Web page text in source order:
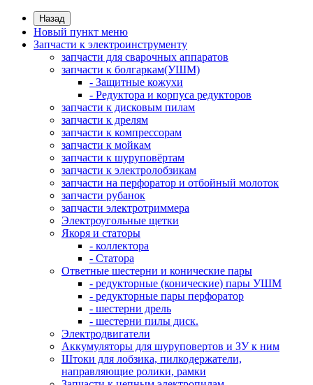
Назад
Новый пункт меню
Запчасти к электроинструменту
запчасти для сварочных аппаратов
запчасти к болгаркам(УШМ)
- Защитные кожухи
- Редуктора и корпуса редукторов
запчасти к дисковым пилам
запчасти к дрелям
запчасти к компрессорам
запчасти к мойкам
запчасти к шуруповёртам
запчасти к электролобзикам
запчасти на перфоратор и отбойный молоток
запчасти рубанок
запчасти электротриммера
Электроугольные щетки
Якоря и статоры
- коллектора
- Статора
Ответные шестерни и конические пары
- редукторные (конические) пары УШМ
- редукторные пары перфоратор
- шестерни дрель
- шестерни пилы диск.
Электродвигатели
Аккумуляторы для шуруповертов и ЗУ к ним
Штоки для лобзика, пилкодержатели,
направляющие ролики, рамки